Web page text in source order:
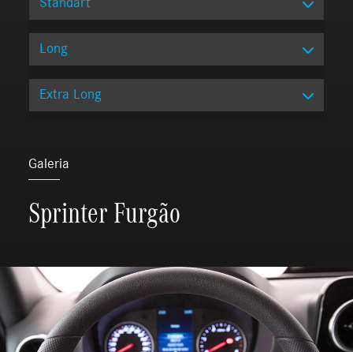
Standart
Long
Extra Long
Galeria
Sprinter Furgão